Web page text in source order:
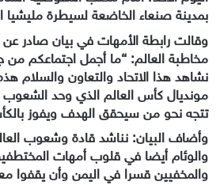
بمدينة صنعاء الخاضعة لسيطرة مليشيا
وقالت رابطة الأمهات في بيان صادر عن
مخاطبة العالم: “ما أجمل اجتماعكم
نشاهد هذا الاتحاد والتعاون والسلام
مونديال كأس العالم الذي وحد الشعوب
تتجه نحو من سيحقق الهدف ويفوز
وأضاف البيان: نناشد قادة وشعوب
والوئام أيضا في قلوب أمهات
والمخفيين قسرا في اليمن وأن يقفوا